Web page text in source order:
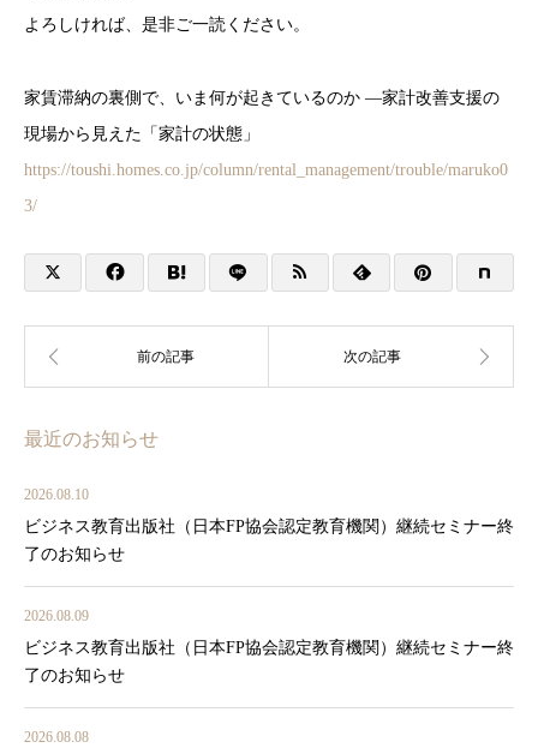
よろしければ、是非ご一読ください。
家賃滞納の裏側で、いま何が起きているのか ―家計改善支援の
現場から見えた「家計の状態」
https://toushi.homes.co.jp/column/rental_management/trouble/maruko0
3/
最近のお知らせ
2026.08.10
ビジネス教育出版社（日本FP協会認定教育機関）継続セミナー終
了のお知らせ
2026.08.09
ビジネス教育出版社（日本FP協会認定教育機関）継続セミナー終
了のお知らせ
2026.08.08